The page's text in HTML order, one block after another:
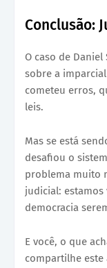
Conclusão:
O caso de
sobre a
cometeu erros,
leis.
Mas se está
desafiou o
problema muito
judicial: estamos
democracia
E você, o que
compartilhe este